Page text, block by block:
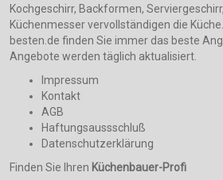
Kochgeschirr, Backformen,
Küchenmesser vervollständigen die
besten.de finden Sie immer das beste
Angebote werden täglich aktualisiert.
Impressum
Kontakt
AGB
Haftungsaussschluß
Datenschutzerklärung
Finden Sie Ihren Küchenbauer-Profi